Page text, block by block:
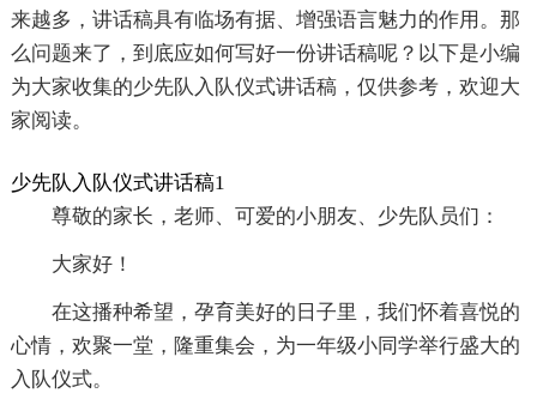
来越多，讲话稿具有临场有据、增强语言魅力的作用。那
么问题来了，到底应如何写好一份讲话稿呢？以下是小编
为大家收集的少先队入队仪式讲话稿，仅供参考，欢迎大
家阅读。
少先队入队仪式讲话稿1
尊敬的家长，老师、可爱的小朋友、少先队员们：
大家好！
在这播种希望，孕育美好的日子里，我们怀着喜悦的
心情，欢聚一堂，隆重集会，为一年级小同学举行盛大的
入队仪式。